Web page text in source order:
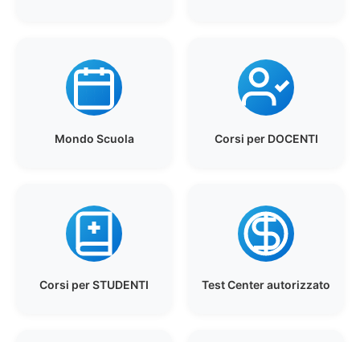
Mondo Scuola Corsi per DOCENTI
Corsi per STUDENTI Test Center autorizzato